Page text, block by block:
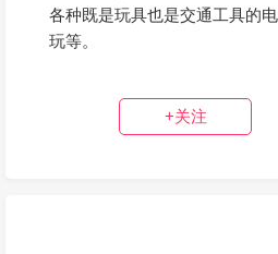
各种既是玩具也是交通工具的
玩等。
+关注